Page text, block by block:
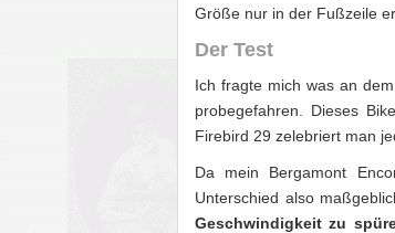
Größe nur in der Fußzeile
Der Test
Ich fragte mich was an
probegefahren. Dieses
Firebird 29 zelebriert man
Da mein Bergamont
Unterschied also
Geschwindigkeit zu